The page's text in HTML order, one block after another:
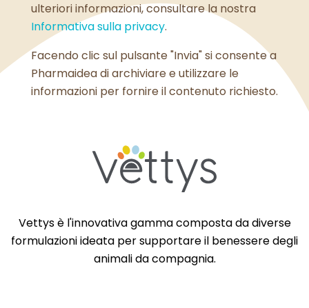
ulteriori informazioni, consultare la nostra
Informativa sulla privacy.
Facendo clic sul pulsante "Invia" si consente a
Pharmaidea di archiviare e utilizzare le
informazioni per fornire il contenuto richiesto.
Vettys è l'innovativa gamma composta da diverse
formulazioni ideata per supportare il benessere degli
animali da compagnia.